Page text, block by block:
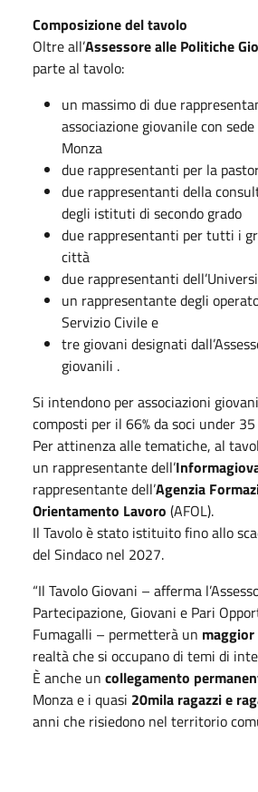
Composizione del tavolo
Oltre all’Assessore alle Politiche
parte al tavolo:
un massimo di due
associazione giovanile con
Monza
due rappresentanti per la
due rappresentanti della
degli istituti di secondo grado
due rappresentanti per tutti i
città
due rappresentanti
un rappresentante degli
Servizio Civile e
tre giovani designati
giovanili .
Si intendono per associazioni
composti per il 66% da soci under
Per attinenza alle tematiche, al
un rappresentante dell’
rappresentante dell’Agenzia
Orientamento Lavoro (AFOL).
Il Tavolo è stato istituito fino allo
del Sindaco nel 2027.
“Il Tavolo Giovani – afferma
Partecipazione, Giovani e Pari
Fumagalli – permetterà un
realtà che si occupano di temi di
È anche un collegamento
Monza e i quasi 20mila ragazzi e
anni che risiedono nel territorio